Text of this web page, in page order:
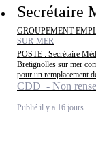
Secrétaire
GROUPEMENT
SUR-MER
POSTE : Secrétaire
Bretignolles sur mer
pour un remplacement
CDD - Non
Publié il y a 16 jours